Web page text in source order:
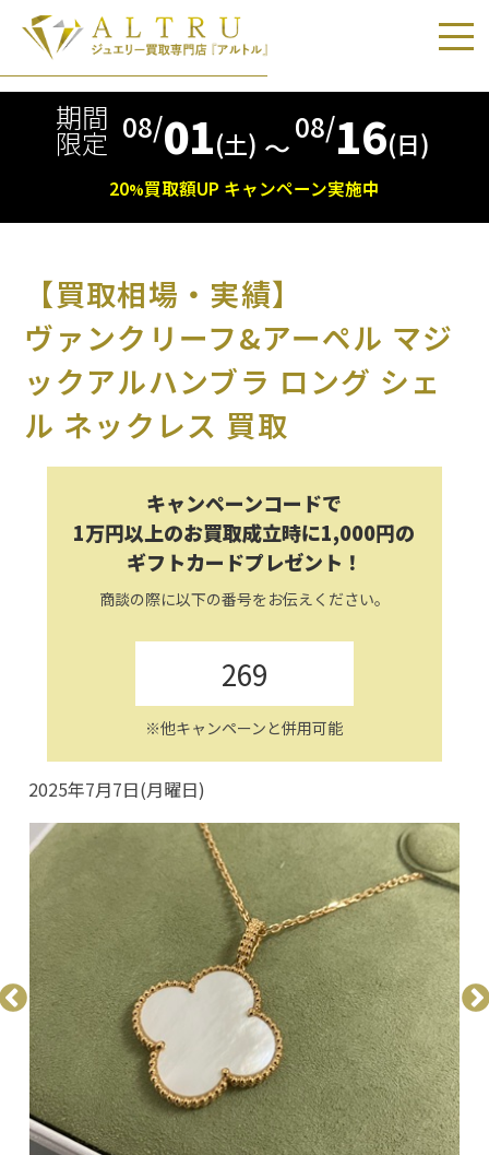
期間
限定 08/01(土) 〜
08/16(日)
20%買取額UP キャンペーン実施中
【買取相場・実績】
ヴァンクリーフ&アーペル マジ
ックアルハンブラ ロング シェ
ル ネックレス 買取
キャンペーンコードで
1万円以上のお買取成立時に1,000円の
ギフトカードプレゼント！
商談の際に以下の番号をお伝えください。
269
※他キャンペーンと併用可能
2025年7月7日(月曜日)